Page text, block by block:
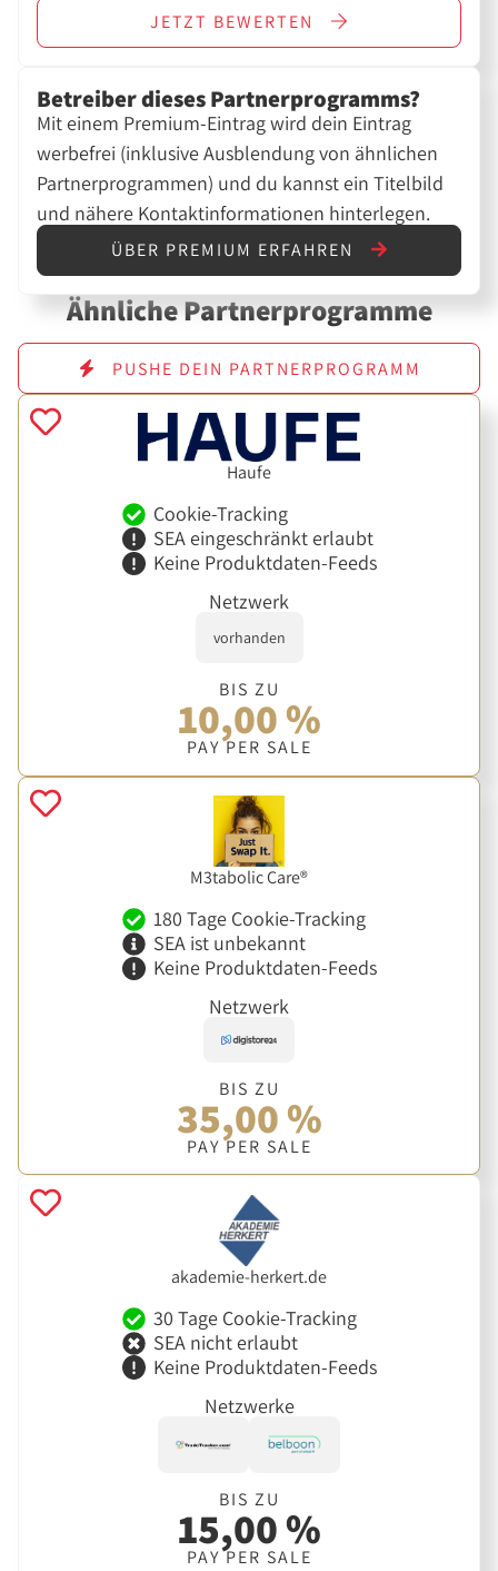
JETZT BEWERTEN
Betreiber dieses Partnerprogramms?
Mit einem Premium-Eintrag wird dein Eintrag
werbefrei (inklusive Ausblendung von ähnlichen
Partnerprogrammen) und du kannst ein Titelbild
und nähere Kontaktinformationen hinterlegen.
ÜBER PREMIUM ERFAHREN
Ähnliche Partnerprogramme
PUSHE DEIN PARTNERPROGRAMM
Haufe
Cookie-Tracking
SEA eingeschränkt erlaubt
Keine Produktdaten-Feeds
Netzwerk
vorhanden
BIS ZU
10,00 %
PAY PER SALE
M3tabolic Care®
180 Tage Cookie-Tracking
SEA ist unbekannt
Keine Produktdaten-Feeds
Netzwerk
BIS ZU
35,00 %
PAY PER SALE
akademie-herkert.de
30 Tage Cookie-Tracking
SEA nicht erlaubt
Keine Produktdaten-Feeds
Netzwerke
BIS ZU
15,00 %
PAY PER SALE